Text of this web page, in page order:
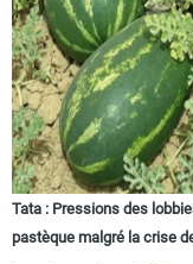
Tata : Pressions des
pastèque malgré la crise